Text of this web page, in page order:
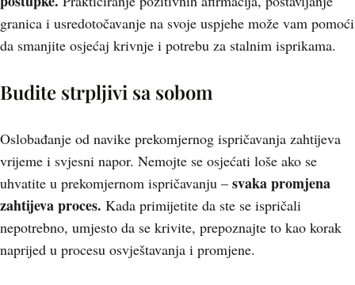
granica i usredotočavanje na svoje uspjehe može vam pomoći
da smanjite osjećaj krivnje i potrebu za stalnim isprikama.
Budite strpljivi sa sobom
Oslobađanje od navike prekomjernog ispričavanja zahtijeva
vrijeme i svjesni napor. Nemojte se osjećati loše ako se
uhvatite u prekomjernom ispričavanju – svaka promjena
zahtijeva proces. Kada primijetite da ste se ispričali
nepotrebno, umjesto da se krivite, prepoznajte to kao korak
naprijed u procesu osvještavanja i promjene.